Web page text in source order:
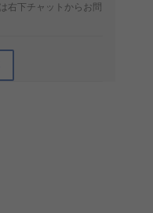
右下チャットからお問